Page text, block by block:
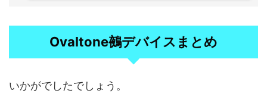
Ovaltone鵺デバイスまとめ
いかがでしたでしょう。